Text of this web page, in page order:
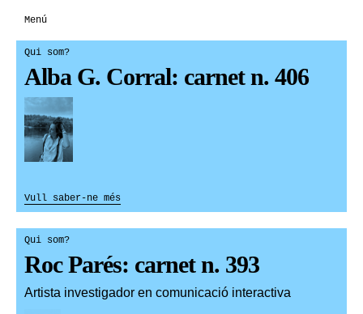
Menú
Qui som?
Alba G. Corral: carnet n. 406
Vull saber-ne més
Qui som?
Roc Parés: carnet n. 393
Artista investigador en comunicació interactiva